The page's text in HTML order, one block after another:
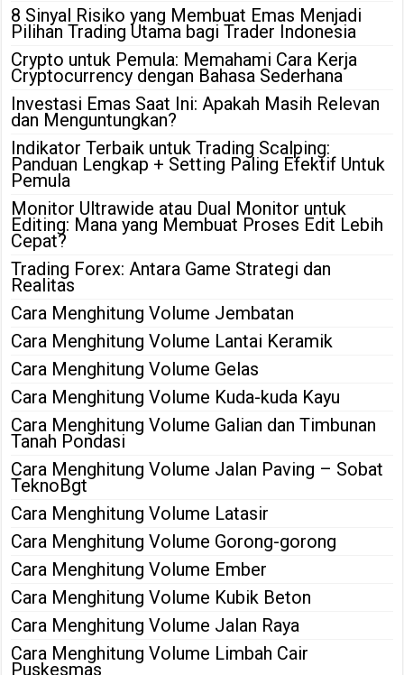
8 Sinyal Risiko yang Membuat Emas Menjadi
Pilihan Trading Utama bagi Trader Indonesia
Crypto untuk Pemula: Memahami Cara Kerja
Cryptocurrency dengan Bahasa Sederhana
Investasi Emas Saat Ini: Apakah Masih Relevan
dan Menguntungkan?
Indikator Terbaik untuk Trading Scalping:
Panduan Lengkap + Setting Paling Efektif Untuk
Pemula
Monitor Ultrawide atau Dual Monitor untuk
Editing: Mana yang Membuat Proses Edit Lebih
Cepat?
Trading Forex: Antara Game Strategi dan
Realitas
Cara Menghitung Volume Jembatan
Cara Menghitung Volume Lantai Keramik
Cara Menghitung Volume Gelas
Cara Menghitung Volume Kuda-kuda Kayu
Cara Menghitung Volume Galian dan Timbunan
Tanah Pondasi
Cara Menghitung Volume Jalan Paving – Sobat
TeknoBgt
Cara Menghitung Volume Latasir
Cara Menghitung Volume Gorong-gorong
Cara Menghitung Volume Ember
Cara Menghitung Volume Kubik Beton
Cara Menghitung Volume Jalan Raya
Cara Menghitung Volume Limbah Cair
Puskesmas